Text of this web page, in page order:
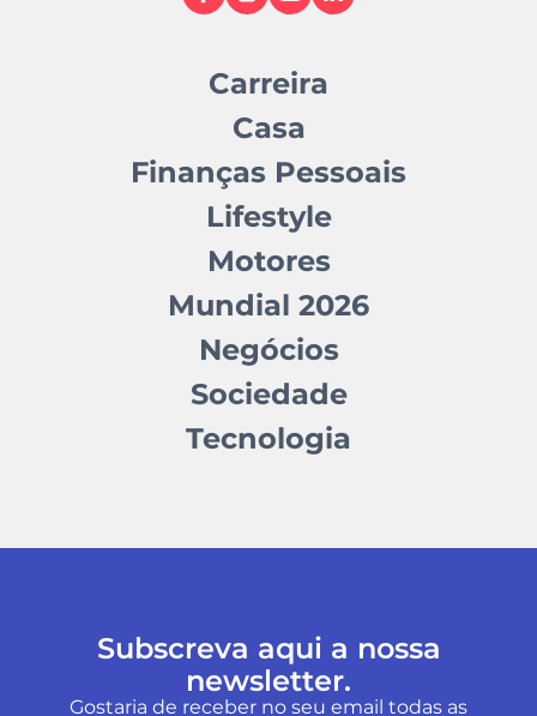
Carreira
Casa
Finanças Pessoais
Lifestyle
Motores
Mundial 2026
Negócios
Sociedade
Tecnologia
Subscreva aqui a nossa
newsletter.
Gostaria de receber no seu email todas as